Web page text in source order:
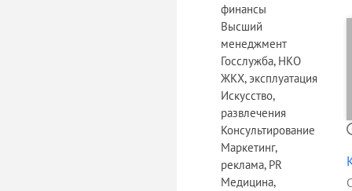
финансы
Высший
менеджмент
Госслужба, НКО
ЖКХ, эксплуатация
Искусство,
развлечения
Консультирование
Маркетинг,
реклама, PR
Медицина,